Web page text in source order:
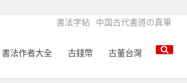
書法字帖 中国古代書道の真筆
書法作者大全 古錢幣 古董台灣